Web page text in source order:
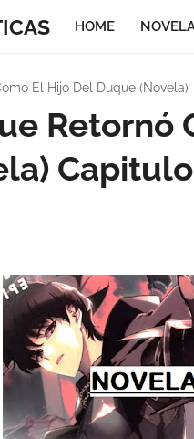
HOME
El Hijo Del Duque (Novela)
Retornó